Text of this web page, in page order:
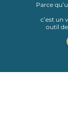
Parce
c’est un
outil